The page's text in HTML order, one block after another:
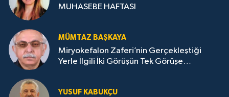
MUHASEBE HAFTASI
MÜMTAZ BAŞKAYA
Miryokefalon Zaferi’nin Gerçekleştiği
Yerle İlgili İki Görüşün Tek Görüşe
YUSUF KABUKÇU